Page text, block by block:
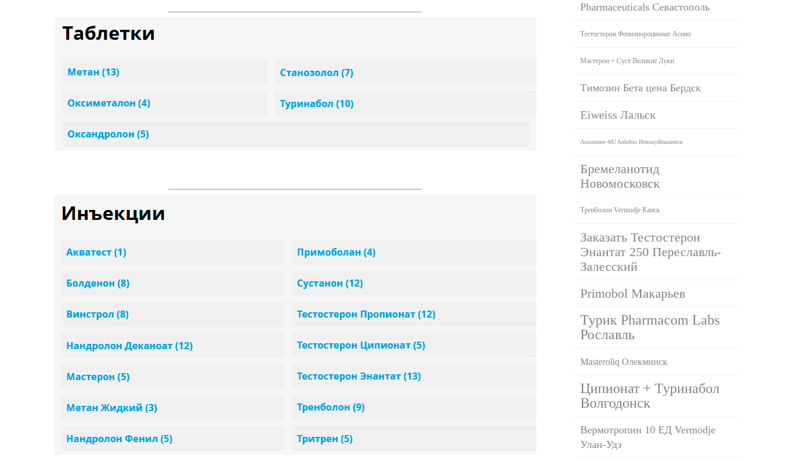
Pharmaceuticals Севастополь
Тестостерон Фенилпоропионат Асино
Мастерон + Суст Великие Луки
Tимозин Бета цена Бердск
Eiweiss Лальск
Ansomone 4IU Ankebio Новокуйбышевск
Бремеланотид
Новомосковск
Тренболон Vermodje Канск
Заказать Тестостерон
Энантат 250 Переславль-
Залесский
Primobol Макарьев
Турик Pharmacom Labs
Рославль
Masteroliq Олекминск
Ципионат + Туринабол
Волгодонск
Вермотропин 10 ЕД Vermodje
Улан-Удэ